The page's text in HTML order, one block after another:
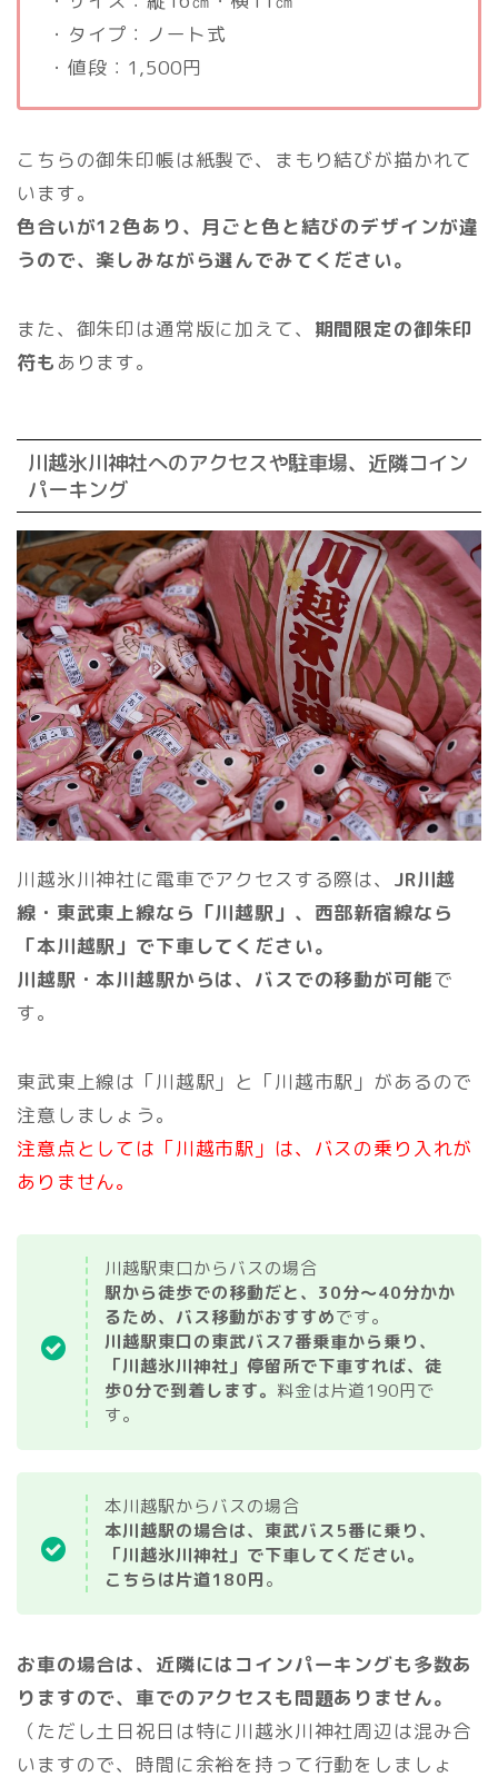
・タイプ：ノート式
・値段：1,500円
こちらの御朱印帳は紙製で、まもり結びが描かれて
います。
色合いが12色あり、月ごと色と結びのデザインが違
うので、楽しみながら選んでみてください。
また、御朱印は通常版に加えて、 期間限定の御朱印
符も あります。
川越氷川神社へのアクセスや駐車場、近隣コイン
パーキング
川越氷川神社に電車でアクセスする際は、 JR川越
線・東武東上線なら「川越駅」、西部新宿線なら
「本川越駅」で下車してください。
川越駅・本川越駅からは、バスでの移動が可能で
す。
東武東上線は「川越駅」と「川越市駅」があるので
注意しましょう。
注意点としては「川越市駅」は、バスの乗り入れが
ありません。
川越駅東口からバスの場合
駅から徒歩での移動だと、30分～40分かか
るため、バス移動がおすすめです。
川越駅東口の東武バス7番乗車から乗り、
「川越氷川神社」停留所で下車すれば、徒
歩0分で到着します。 料金は片道190円で
す。
本川越駅からバスの場合
本川越駅の場合は、東武バス5番に乗り、
「川越氷川神社」で下車してください。
こちらは片道180円。
お車の場合は、近隣にはコインパーキングも多数あ
りますので、車でのアクセスも問題ありません。
（ただし土日祝日は特に川越氷川神社周辺は混み合
いますので、時間に余裕を持って行動をしましょ